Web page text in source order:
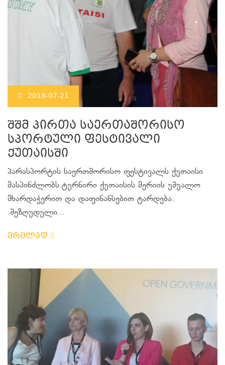
2018-07-21
შშმ პირთა საერთაშორისო
სპორტული ფესტივალი
ქუთაისში
პარასპორტის საერთშორისო ფესტივალს ქუთაისი
მასპინძლობს.ტურნირი ქუთაისის მერიის უშუალო
მხარდაჭერით და დაფინანსებით ტარდება.
.შეზღუდული...
ვრცლად